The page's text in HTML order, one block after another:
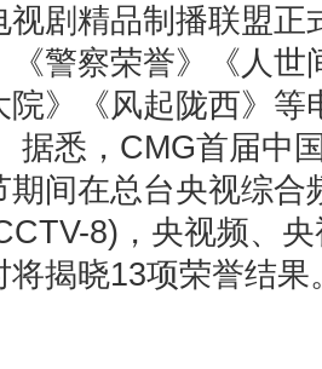
视剧精品制播联
《警察荣誉》《人
院》《风起陇西》等
悉，CMG首届中国
期间在总台央视综合
8)，央视频、
将揭晓13项荣誉结果